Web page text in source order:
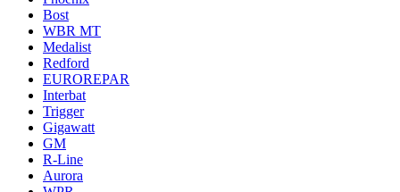
Bost
WBR MT
Medalist
Redford
EUROREPAR
Interbat
Trigger
Gigawatt
GM
R-Line
Aurora